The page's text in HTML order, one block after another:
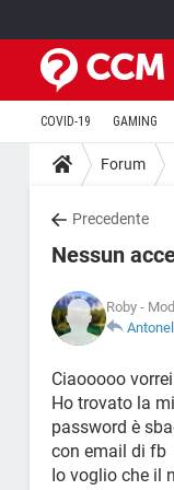
COVID-19 GAMING
Forum
Precedente
Nessun
Roby -
Ciaooooo
Ho trovato la
password è
con email di fb
Io voglio che il